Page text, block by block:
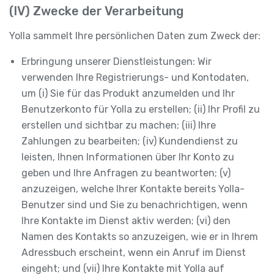
(IV) Zwecke der Verarbeitung
Yolla sammelt Ihre persönlichen Daten zum Zweck der:
Erbringung unserer Dienstleistungen: Wir
verwenden Ihre Registrierungs- und Kontodaten,
um (i) Sie für das Produkt anzumelden und Ihr
Benutzerkonto für Yolla zu erstellen; (ii) Ihr Profil zu
erstellen und sichtbar zu machen; (iii) Ihre
Zahlungen zu bearbeiten; (iv) Kundendienst zu
leisten, Ihnen Informationen über Ihr Konto zu
geben und Ihre Anfragen zu beantworten; (v)
anzuzeigen, welche Ihrer Kontakte bereits Yolla-
Benutzer sind und Sie zu benachrichtigen, wenn
Ihre Kontakte im Dienst aktiv werden; (vi) den
Namen des Kontakts so anzuzeigen, wie er in Ihrem
Adressbuch erscheint, wenn ein Anruf im Dienst
eingeht; und (vii) Ihre Kontakte mit Yolla auf